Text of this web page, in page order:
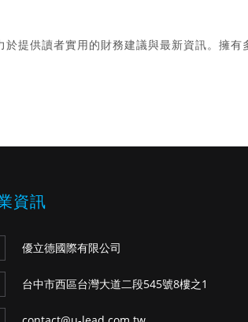
提供讀者實用的財務建議與最新資訊。擁有
資訊
優立德國際有限公司
台中市西區台灣大道二段545號8樓之1